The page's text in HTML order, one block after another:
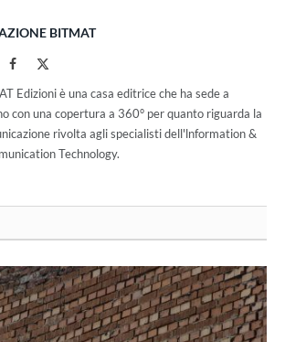
BITMAT
Facebook
Edizioni è una casa editrice che ha sede a
con una copertura a 360° per quanto riguarda la
rivolta agli specialisti dell'lnformation &
Technology.